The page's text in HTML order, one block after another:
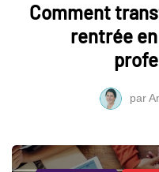
Comment
rentrée
par